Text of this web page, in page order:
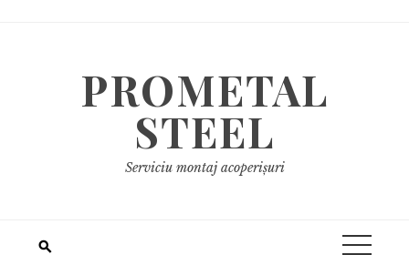
PROMETAL
STEEL
Serviciu montaj acoperișuri